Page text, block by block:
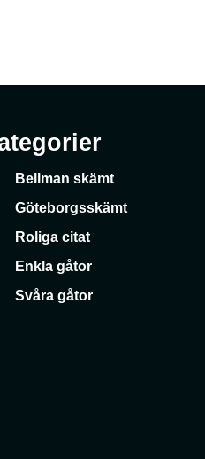
Bellman skämt
Göteborgsskämt
Roliga citat
Enkla gåtor
Svåra gåtor